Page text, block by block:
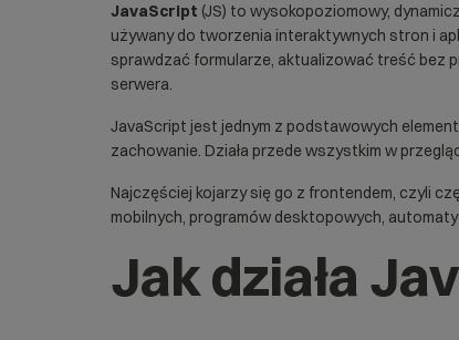
JavaScript (JS) to wysokopoziomowy,
używany do tworzenia interaktywnych stron i
sprawdzać formularze, aktualizować treść bez
serwera.
JavaScript jest jednym z podstawowych
zachowanie. Działa przede wszystkim w
Najczęściej kojarzy się go z frontendem, czyli
mobilnych, programów desktopowych,
Jak działa